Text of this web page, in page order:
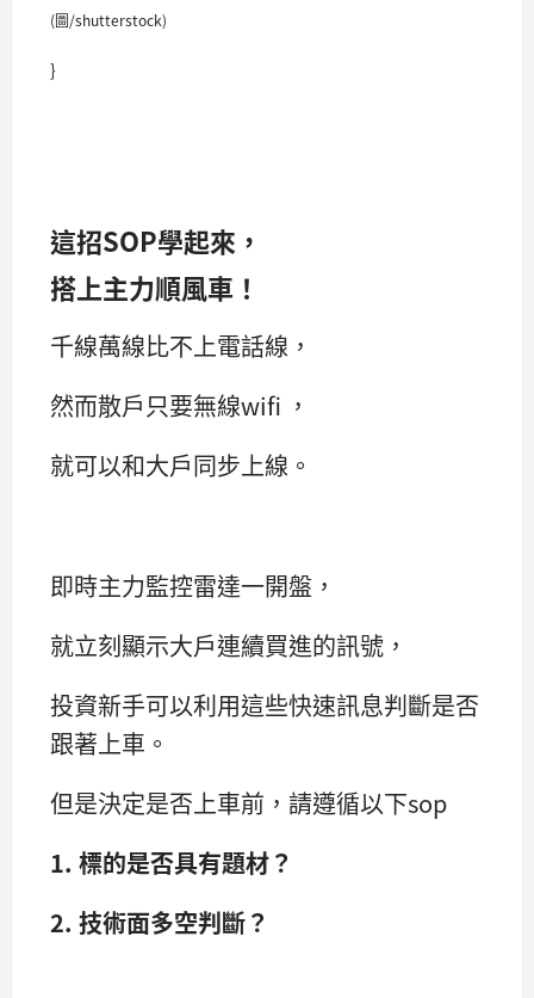
(圖/shutterstock)
}
這招SOP學起來，
搭上主力順風車！
千線萬線比不上電話線，
然而散戶只要無線wifi ，
就可以和大戶同步上線。
即時主力監控雷達一開盤，
就立刻顯示大戶連續買進的訊號，
投資新手可以利用這些快速訊息判斷是否
跟著上車。
但是決定是否上車前，請遵循以下sop
1. 標的是否具有題材？
2. 技術面多空判斷？